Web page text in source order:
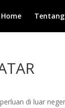
Home
di luar